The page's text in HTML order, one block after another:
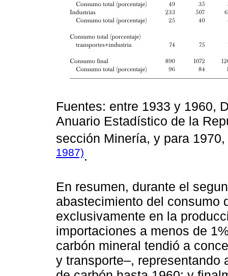
Fuentes: entre 1933 y 1960,
Anuario Estadístico de la
sección Minería, y para 1970,
1987).
En resumen, durante el
abastecimiento del consumo
exclusivamente en la
importaciones a menos de
carbón mineral tendió a
y transporte–, representando